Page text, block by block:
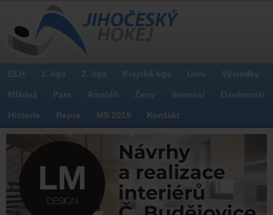
ELH 1. liga 2. liga Krajská liga Univ Výsledky
Mládež Para Amatéři Ženy Veteráni Osobnosti
Historie Repre MS 2015 Kontakt